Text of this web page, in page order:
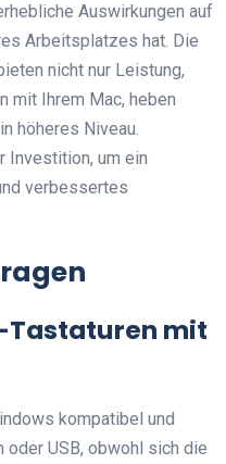
Auswirkungen auf
Arbeitsplatzes hat. Die
nicht nur Leistung,
mit Ihrem Mac, heben
höheres Niveau.
Investition, um ein
verbessertes
Tastaturen mit
kompatibel und
USB, obwohl sich die